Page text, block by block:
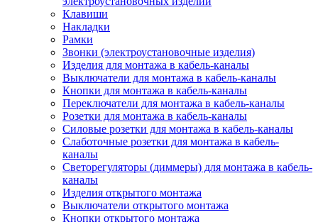
Клавиши
Накладки
Рамки
Звонки (электроустановочные изделия)
Изделия для монтажа в кабель-каналы
Выключатели для монтажа в кабель-каналы
Кнопки для монтажа в кабель-каналы
Переключатели для монтажа в кабель-каналы
Розетки для монтажа в кабель-каналы
Силовые розетки для монтажа в кабель-каналы
Слаботочные розетки для монтажа в кабель-
каналы
Светорегуляторы (диммеры) для монтажа в кабель-
каналы
Изделия открытого монтажа
Выключатели открытого монтажа
Кнопки открытого монтажа